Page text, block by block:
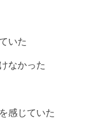
いた
なかった
感じていた